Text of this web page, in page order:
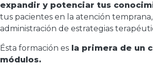
expandir y potenciar tus
tus pacientes en la atención
administración de estrategias
Ésta formación es la primera de un
módulos.